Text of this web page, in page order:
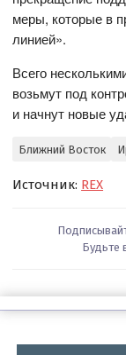
меры, которые в
линией».
Всего
возьмут под
и начнут новые
Ближний Восток
Источник: REX
Будьте